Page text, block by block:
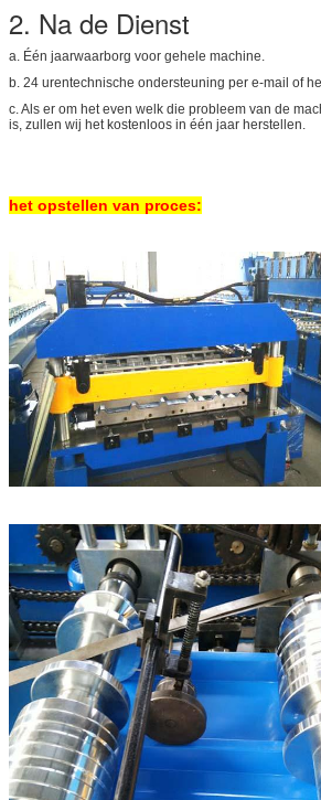
2. Na de Dienst
a. Één jaarwaarborg voor gehele machine.
b. 24 urentechnische ondersteuning per e-mail of
c. Als er om het even welk die probleem van de
is, zullen wij het kostenloos in één jaar herstellen.
het opstellen van proces: